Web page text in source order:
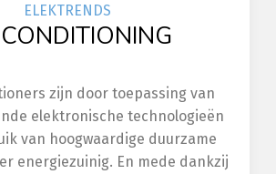
ELEKTRENDS
zijn door toepassing van
elektronische technologieën
van hoogwaardige duurzame
energiezuinig. En mede dankzij